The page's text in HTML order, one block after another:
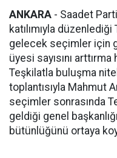
ANKARA - Saadet
katılımıyla düzenlediği
gelecek seçimler için
üyesi sayısını
Teşkilatla buluşma
toplantısıyla Mahmut
seçimler sonrasında
geldiği genel
bütünlüğünü ortaya